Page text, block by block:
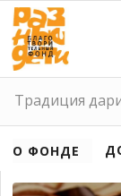
Традиция
О ФОНДЕ